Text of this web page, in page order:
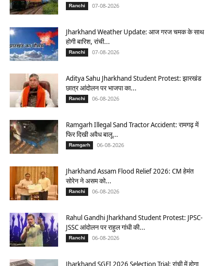
Ranchi 07-08-2026
Jharkhand Weather Update: आज गरज चमक के साथ
होगी बारिश, रांची...
Ranchi 07-08-2026
Aditya Sahu Jharkhand Student Protest: झारखंड
छात्र आंदोलन पर भाजपा का...
Ranchi 06-08-2026
Ramgarh Illegal Sand Tractor Accident: रामगढ़ में
फिर दिखी अवैध बालू...
Ramgarh 06-08-2026
Jharkhand Assam Flood Relief 2026: CM हेमंत
सोरेन ने असम को...
Ranchi 06-08-2026
Rahul Gandhi Jharkhand Student Protest: JPSC-
JSSC आंदोलन पर राहुल गांधी की...
Ranchi 06-08-2026
Jharkhand SGFI 2026 Selection Trial: रांची में होगा